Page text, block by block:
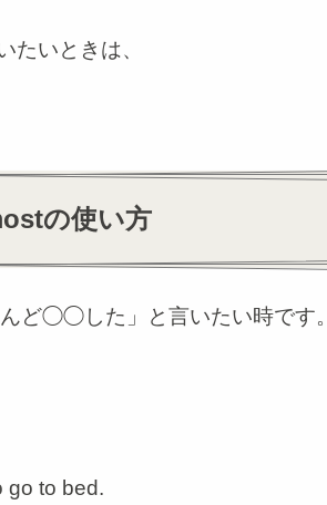
たいときは、
の使い方
ど◯◯した」と言いたい時です。
go to bed.